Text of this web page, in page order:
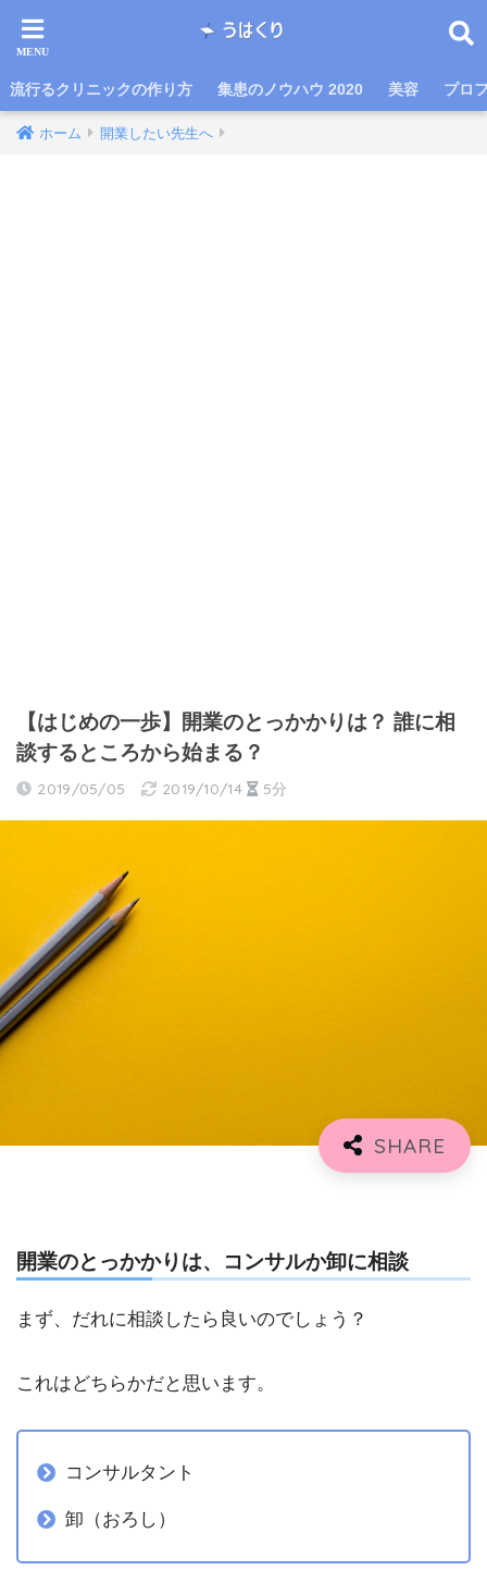
流行るクリニックの作り方 集患のノウハウ 2020 美容 プロ
ホーム 開業したい先生へ
【はじめの一歩】開業のとっかかりは？ 誰に相
談するところから始まる？
2019/05/05 2019/10/14 5分
開業のとっかかりは、コンサルか卸に相談
まず、だれに相談したら良いのでしょう？
これはどちらかだと思います。
コンサルタント
卸（おろし）